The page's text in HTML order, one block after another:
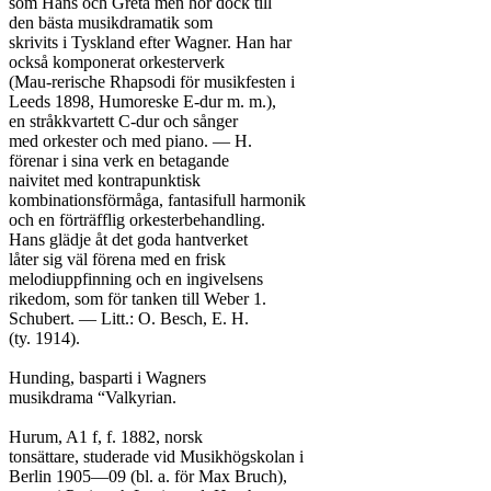
den bästa musikdramatik som
skrivits i Tyskland efter Wagner. Han har
också komponerat orkesterverk
(Mau-rerische Rhapsodi för musikfesten i
Leeds 1898, Humoreske E-dur m. m.),
en stråkkvartett C-dur och sånger
med orkester och med piano. — H.
förenar i sina verk en betagande
naivitet med kontrapunktisk
kombinationsförmåga, fantasifull harmonik
och en förträfflig orkesterbehandling.
Hans glädje åt det goda hantverket
låter sig väl förena med en frisk
melodiuppfinning och en ingivelsens
rikedom, som för tanken till Weber 1.
Schubert. — Litt.: O. Besch, E. H.
(ty. 1914).
Hunding, basparti i Wagners
musikdrama “Valkyrian.
Hurum, A1 f, f. 1882, norsk
tonsättare, studerade vid Musikhögskolan i
Berlin 1905—09 (bl. a. för Max Bruch),